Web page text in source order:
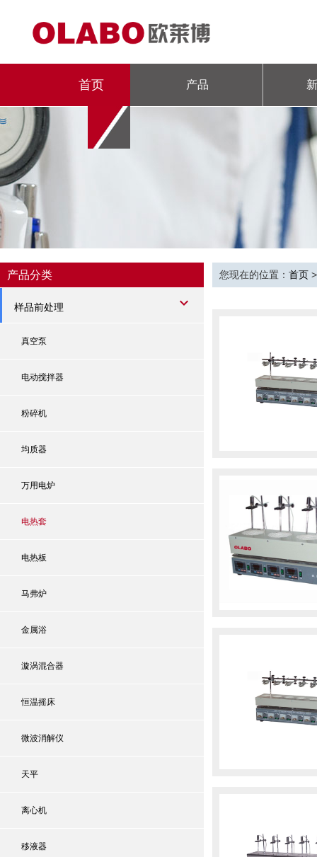
首页 产品
产品分类
样品前处理
真空泵
电动搅拌器
粉碎机
均质器
万用电炉
电热套
电热板
马弗炉
金属浴
漩涡混合器
恒温摇床
微波消解仪
天平
离心机
移液器
您现在的位置： 首页